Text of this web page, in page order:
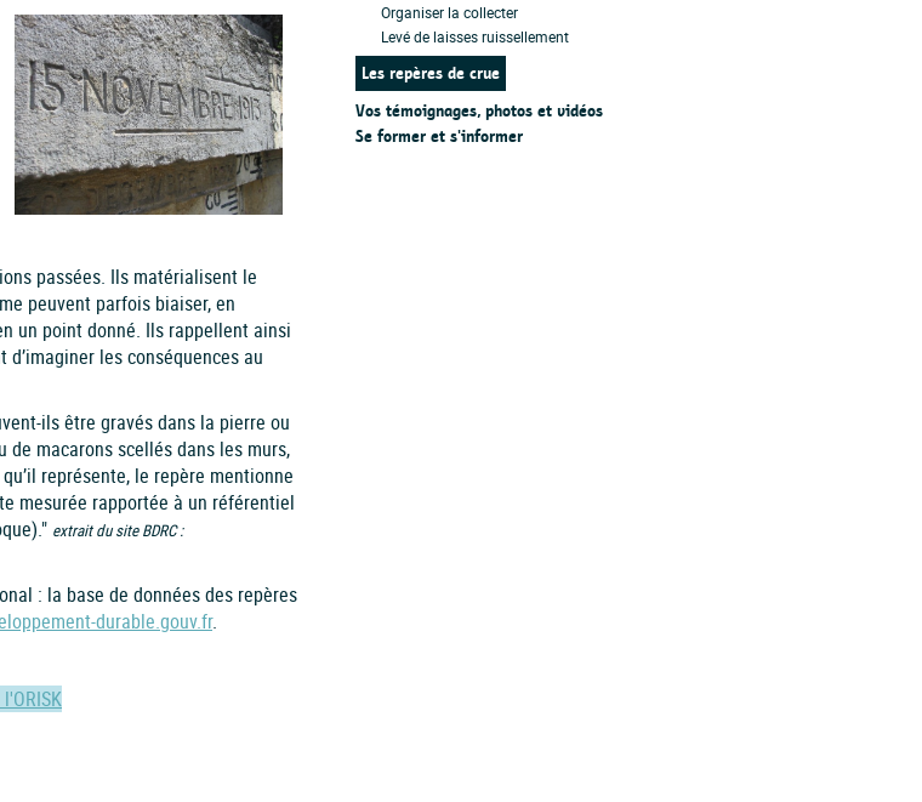
passées. Ils matérialisent le
peuvent parfois biaiser, en
un point donné. Ils rappellent ainsi
les conséquences au
ils être gravés dans la pierre ou
macarons scellés dans les murs,
représente, le repère mentionne
mesurée rapportée à un référentiel
extrait du site BDRC :
: la base de données des repères
durable.gouv.fr.
Organiser la collecter
Levé de laisses ruissellement
Les repères de crue
Vos témoignages, photos et vidéos
Se former et s'informer